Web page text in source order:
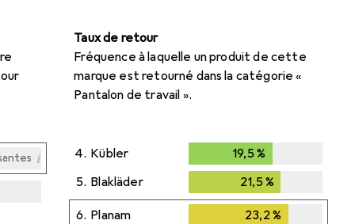
i
Taux de retour
Fréquence à laquelle un produit de cette
marque est retourné dans la catégorie «
Pantalon de travail ».
4. Kübler 19,5%
5. Blakläder 21,5%
21,5%
6. Planam 23,2%